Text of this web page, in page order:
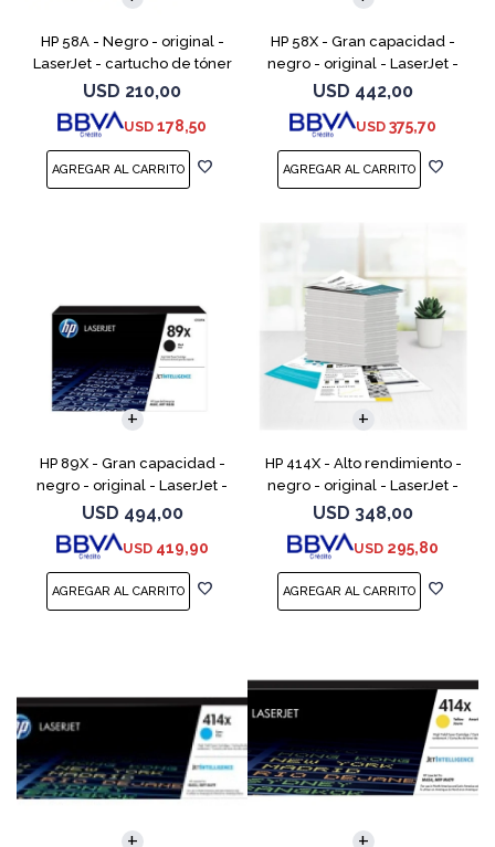
HP 58A - Negro - original -
LaserJet - cartucho de tóner
(CF258A) - para LaserJet Pro
M404dn, M404dw, M404n,
M428fdw, MFP M428dw
USD 210,00
USD 178,50
HP 58X - Gran capacidad -
negro - original - LaserJet -
cartucho de tóner (CF258X) -
para LaserJet Pro M404dn,
M404dw, M404n, M4
USD 442,00
USD 375,70
HP 89X - Gran capacidad -
negro - original - LaserJet -
cartucho de tóner (CF289X)
USD 494,00
USD 419,90
HP 414X - Alto rendimiento -
negro - original - LaserJet -
cartucho de tóner (W2020X) -
para Color LaserJet
Enterprise M455, MFP
USD 348,00
USD 295,80